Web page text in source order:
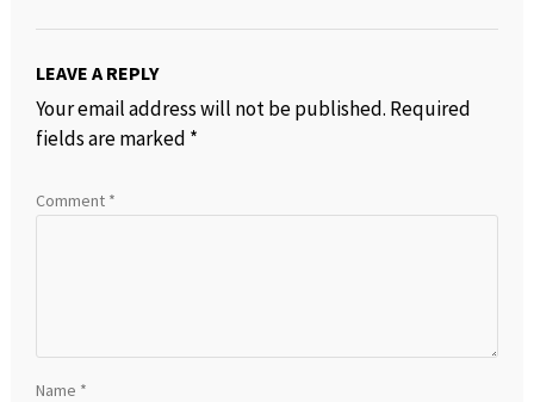
LEAVE A REPLY
Your email address will not be published. Required
fields are marked *
Comment *
Name *